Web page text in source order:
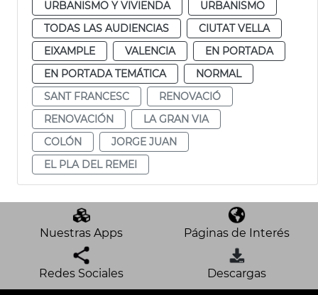
URBANISMO Y VIVIENDA
URBANISMO
TODAS LAS AUDIENCIAS
CIUTAT VELLA
EIXAMPLE
VALENCIA
EN PORTADA
EN PORTADA TEMÁTICA
NORMAL
SANT FRANCESC
RENOVACIÓ
RENOVACIÓN
LA GRAN VIA
COLÓN
JORGE JUAN
EL PLA DEL REMEI
Nuestras Apps Páginas de Interés
Redes Sociales Descargas